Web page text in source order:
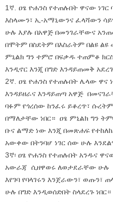
1ኛ. ዐፄ ዮሐንስ የተጠሉበት ዋናው
እስላሙን፣ ኢ-አማኒውንና ፈላሻውን
ሁሉ እያሉ በአዋጅ በመንገራቸውና
በሞትም በስደትም በእስራትም በልዩ
ምኒልክ ግን ተምሮ በፍቃዱ ተጠምቆ
እንዲኖር እንጂ በግድ እንዳይጠመቅ
2ኛ. ዐፄ ዮሐንስ የተጠሉበት ሌላው ዋና
እንዳይዘራና እንዳይጠጣ አዋጅ
ባፉም የጎረሰው ከንፈሩ ይቆረጥ፣
በማለታቸው ነበር። ዐፄ ምኒልክ ግን
ቡና ልማድ ነው እንጂ በመጽሐፍ
አውቀው በትንባሆ ነገር ሰው ሁሉ
3ኛ፡ ዐፄ ዮሐንስ የተጠሉበት አንዱና
አውራጃ ሲዘዋወሩ ለወታደራቸው ሁሉ
እየገባ የባላገሩን እንጀራውን፣ ወጡን፣
ሁሉ በግድ እንዲወሰድበት ስላደረጉ